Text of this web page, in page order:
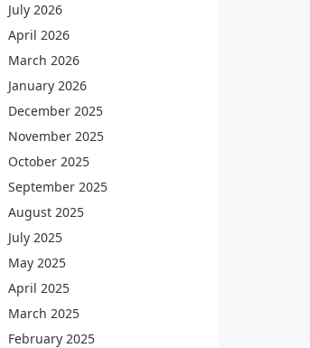
July 2026
April 2026
March 2026
January 2026
December 2025
November 2025
October 2025
September 2025
August 2025
July 2025
May 2025
April 2025
March 2025
February 2025